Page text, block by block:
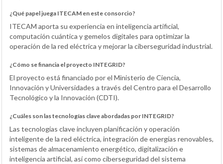
¿Qué papel juega ITECAM en este consorcio?
ITECAM aporta su experiencia en inteligencia artificial,
computación cuántica y gemelos digitales para optimizar la
operación de la red eléctrica y mejorar la ciberseguridad industrial.
¿Cómo se financia el proyecto INTEGRID?
El proyecto está financiado por el Ministerio de Ciencia,
Innovación y Universidades a través del Centro para el Desarrollo
Tecnológico y la Innovación (CDTI).
¿Cuáles son las tecnologías clave abordadas por INTEGRID?
Las tecnologías clave incluyen planificación y operación
inteligente de la red eléctrica, integración de energías renovables,
sistemas de almacenamiento energético, digitalización e
inteligencia artificial, así como ciberseguridad del sistema